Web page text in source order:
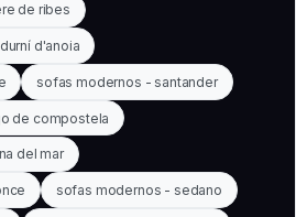
de ribes
d'anoia
sofas modernos - santander
de compostela
del mar
sofas modernos - sedano